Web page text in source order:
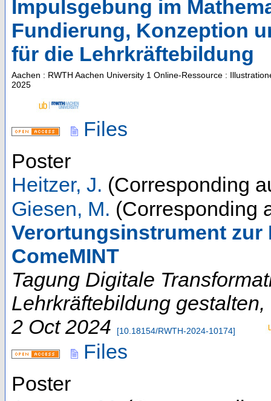
Impulsgebung im
Fundierung, Konzeption
für die Lehrkräftebildung
Aachen : RWTH Aachen University 1 Online-Ressource :
2025
Files
Poster
Heitzer, J. (Corresponding
Giesen, M. (Corresponding
Verortungsinstrument
ComeMINT
Tagung Digitale
Lehrkräftebildung gestalten,
2 Oct 2024
[10.18154/RWTH-2024-10174]
Files
Poster